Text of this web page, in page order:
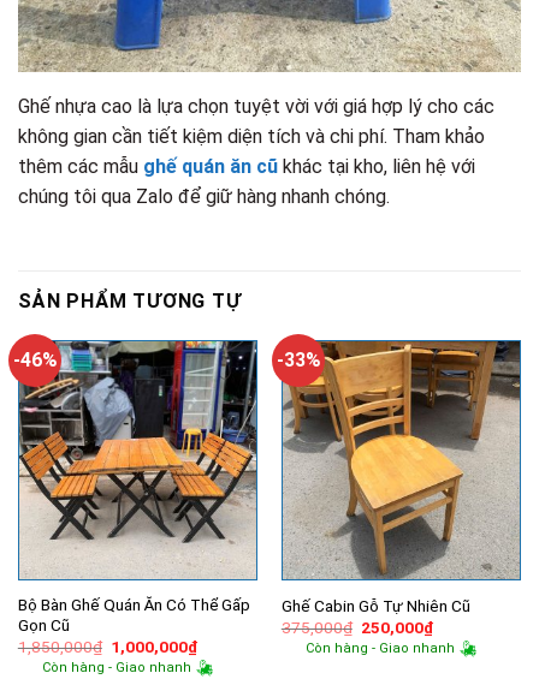
Ghế nhựa cao là lựa chọn tuyệt vời với giá hợp lý cho các
không gian cần tiết kiệm diện tích và chi phí. Tham khảo
thêm các mẫu ghế quán ăn cũ khác tại kho, liên hệ với
chúng tôi qua Zalo để giữ hàng nhanh chóng.
SẢN PHẨM TƯƠNG TỰ
-46%
Bộ Bàn Ghế Quán Ăn Có Thể Gấp
Gọn Cũ
1,850,000₫ Giá
gốc
là:
1,000,000₫Giá
hiện
tại
Còn hàng - Giao nhanh
-33%
Ghế Cabin Gỗ Tự Nhiên Cũ
375,000₫ Giá
gốc
là:
250,000₫Giá
hiện
tại
Còn hàng - Giao nhanh